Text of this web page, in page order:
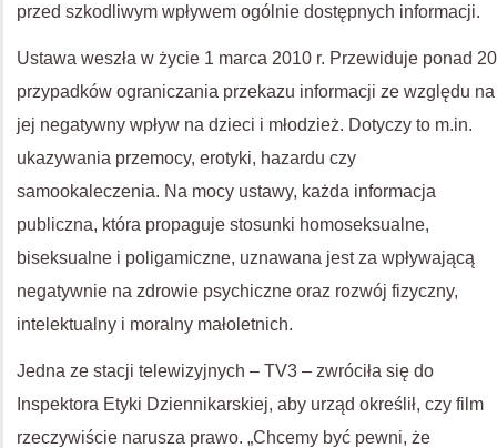
przed szkodliwym wpływem ogólnie dostępnych informacji.
Ustawa weszła w życie 1 marca 2010 r. Przewiduje ponad 20
przypadków ograniczania przekazu informacji ze względu na
jej negatywny wpływ na dzieci i młodzież. Dotyczy to m.in.
ukazywania przemocy, erotyki, hazardu czy
samookaleczenia. Na mocy ustawy, każda informacja
publiczna, która propaguje stosunki homoseksualne,
biseksualne i poligamiczne, uznawana jest za wpływającą
negatywnie na zdrowie psychiczne oraz rozwój fizyczny,
intelektualny i moralny małoletnich.
Jedna ze stacji telewizyjnych – TV3 – zwróciła się do
Inspektora Etyki Dziennikarskiej, aby urząd określił, czy film
rzeczywiście narusza prawo. „Chcemy być pewni, że